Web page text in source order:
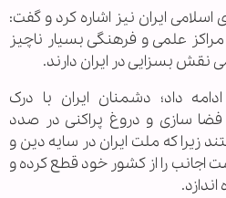
ایران نیز اشاره کرد و گفت:
علمی و فرهنگی بسیار ناچیز
نقش بسزایی در ایران دارند.
داد؛ دشمنان ایران با درک
فضا سازی و دروغ پراکنی در صدد
زیرا که ملت ایران در سایه دین و
اجانب را از کشور خود قطع کرده و